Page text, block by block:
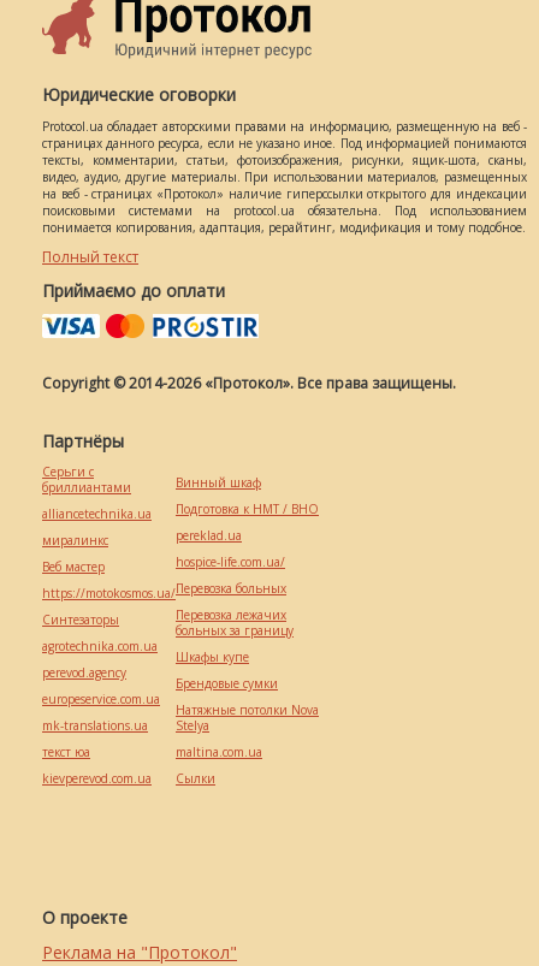
Юридические оговорки
Protocol.ua обладает авторскими правами на информацию, размещенную на веб -
страницах данного ресурса, если не указано иное. Под информацией понимаются
тексты, комментарии, статьи, фотоизображения, рисунки, ящик-шота, сканы,
видео, аудио, другие материалы. При использовании материалов, размещенных
на веб - страницах «Протокол» наличие гиперссылки открытого для индексации
поисковыми системами на protocol.ua обязательна. Под использованием
понимается копирования, адаптация, рерайтинг, модификация и тому подобное.
Полный текст
Приймаємо до оплати
Copyright © 2014-2026 «Протокол». Все права защищены.
О проекте
Реклама на "Протокол"
Партнёры
Серьги с
бриллиантами
alliancetechnika.ua
миралинкс
Веб мастер
https://motokosmos.ua/
Синтезаторы
agrotechnika.com.ua
perevod.agency
europeservice.com.ua
mk-translations.ua
текст юа
kievperevod.com.ua
Винный шкаф
Подготовка к НМТ / ВНО
pereklad.ua
hospice-life.com.ua/
Перевозка больных
Перевозка лежачих
больных за границу
Шкафы купе
Брендовые сумки
Натяжные потолки Nova
Stelya
maltina.com.ua
Cылки